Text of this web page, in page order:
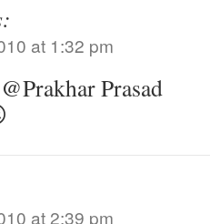
at 1:32 pm
Prasad
at 2:39 pm